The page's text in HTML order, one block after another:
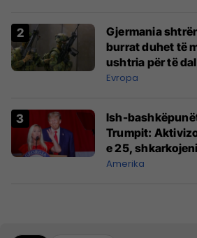
Gjermania
burrat duhet të
ushtria për të
Evropa
Ish-
Trumpit:
e 25,
Amerika